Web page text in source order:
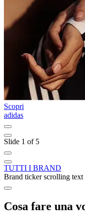
Scopri
adidas
Slide 1 of 5
TUTTI I BRAND
Brand ticker scrolling text
Cosa fare una